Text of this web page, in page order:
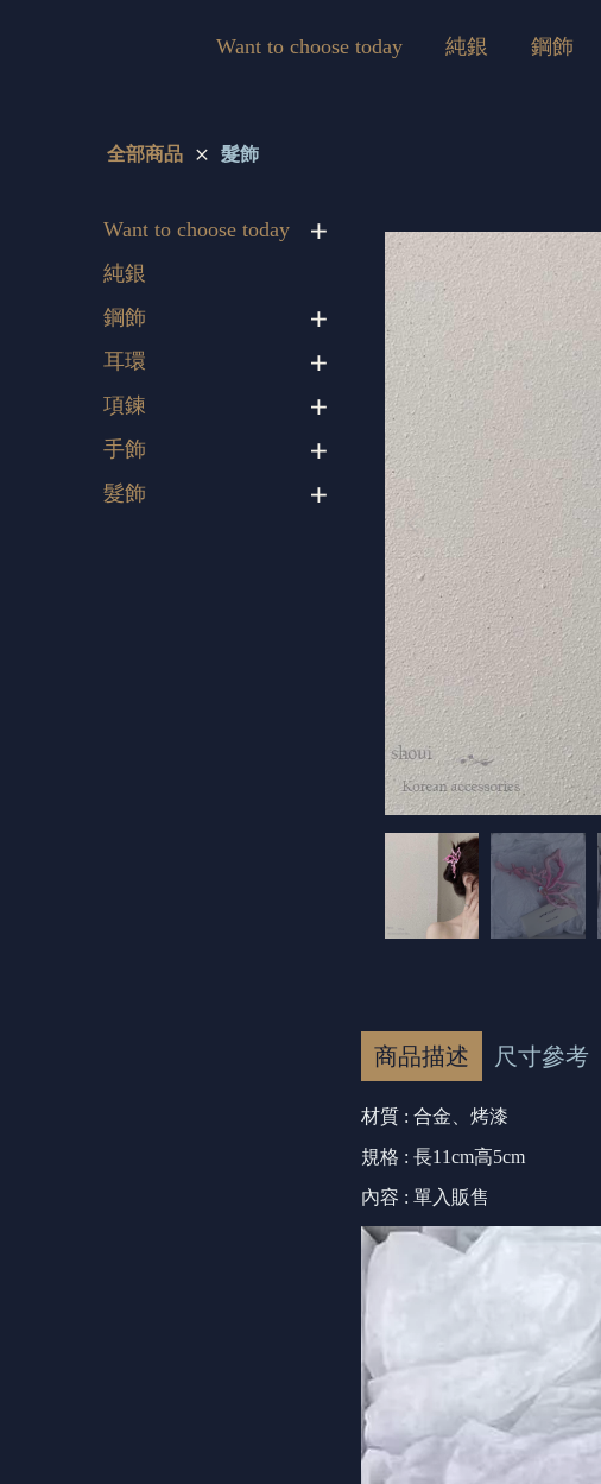
Want to choose today 純銀 鋼飾
全部商品 髮飾
Want to choose today
純銀
鋼飾
耳環
項鍊
手飾
髮飾
商品描述 尺寸參考
材質 : 合金、烤漆
規格 : 長11cm高5cm
內容 : 單入販售